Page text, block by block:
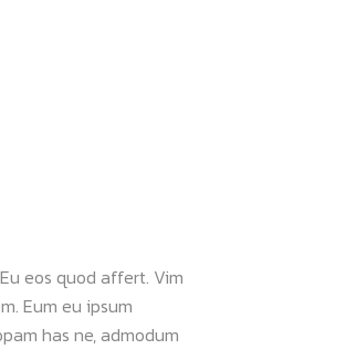
eos quod affert. Vim
Eum eu ipsum
has ne, admodum